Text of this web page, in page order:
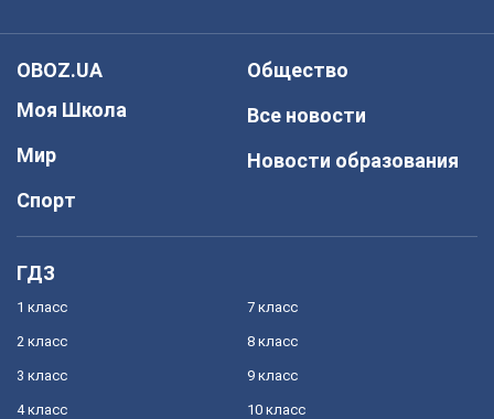
OBOZ.UA
Моя Школа
Мир
Спорт
Общество
Все новости
Новости образования
ГДЗ
1 класс
2 класс
3 класс
4 класс
7 класс
8 класс
9 класс
10 класс